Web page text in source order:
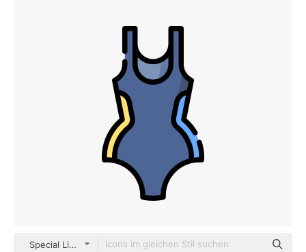
Special Lineal color